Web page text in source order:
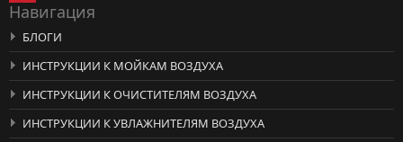
Навигация
БЛОГИ
ИНСТРУКЦИИ К МОЙКАМ ВОЗДУХА
ИНСТРУКЦИИ К ОЧИСТИТЕЛЯМ ВОЗДУХА
ИНСТРУКЦИИ К УВЛАЖНИТЕЛЯМ ВОЗДУХА